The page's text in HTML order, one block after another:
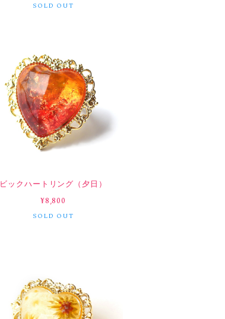
SOLD OUT
ビックハートリング（夕日）
¥8,800
SOLD OUT